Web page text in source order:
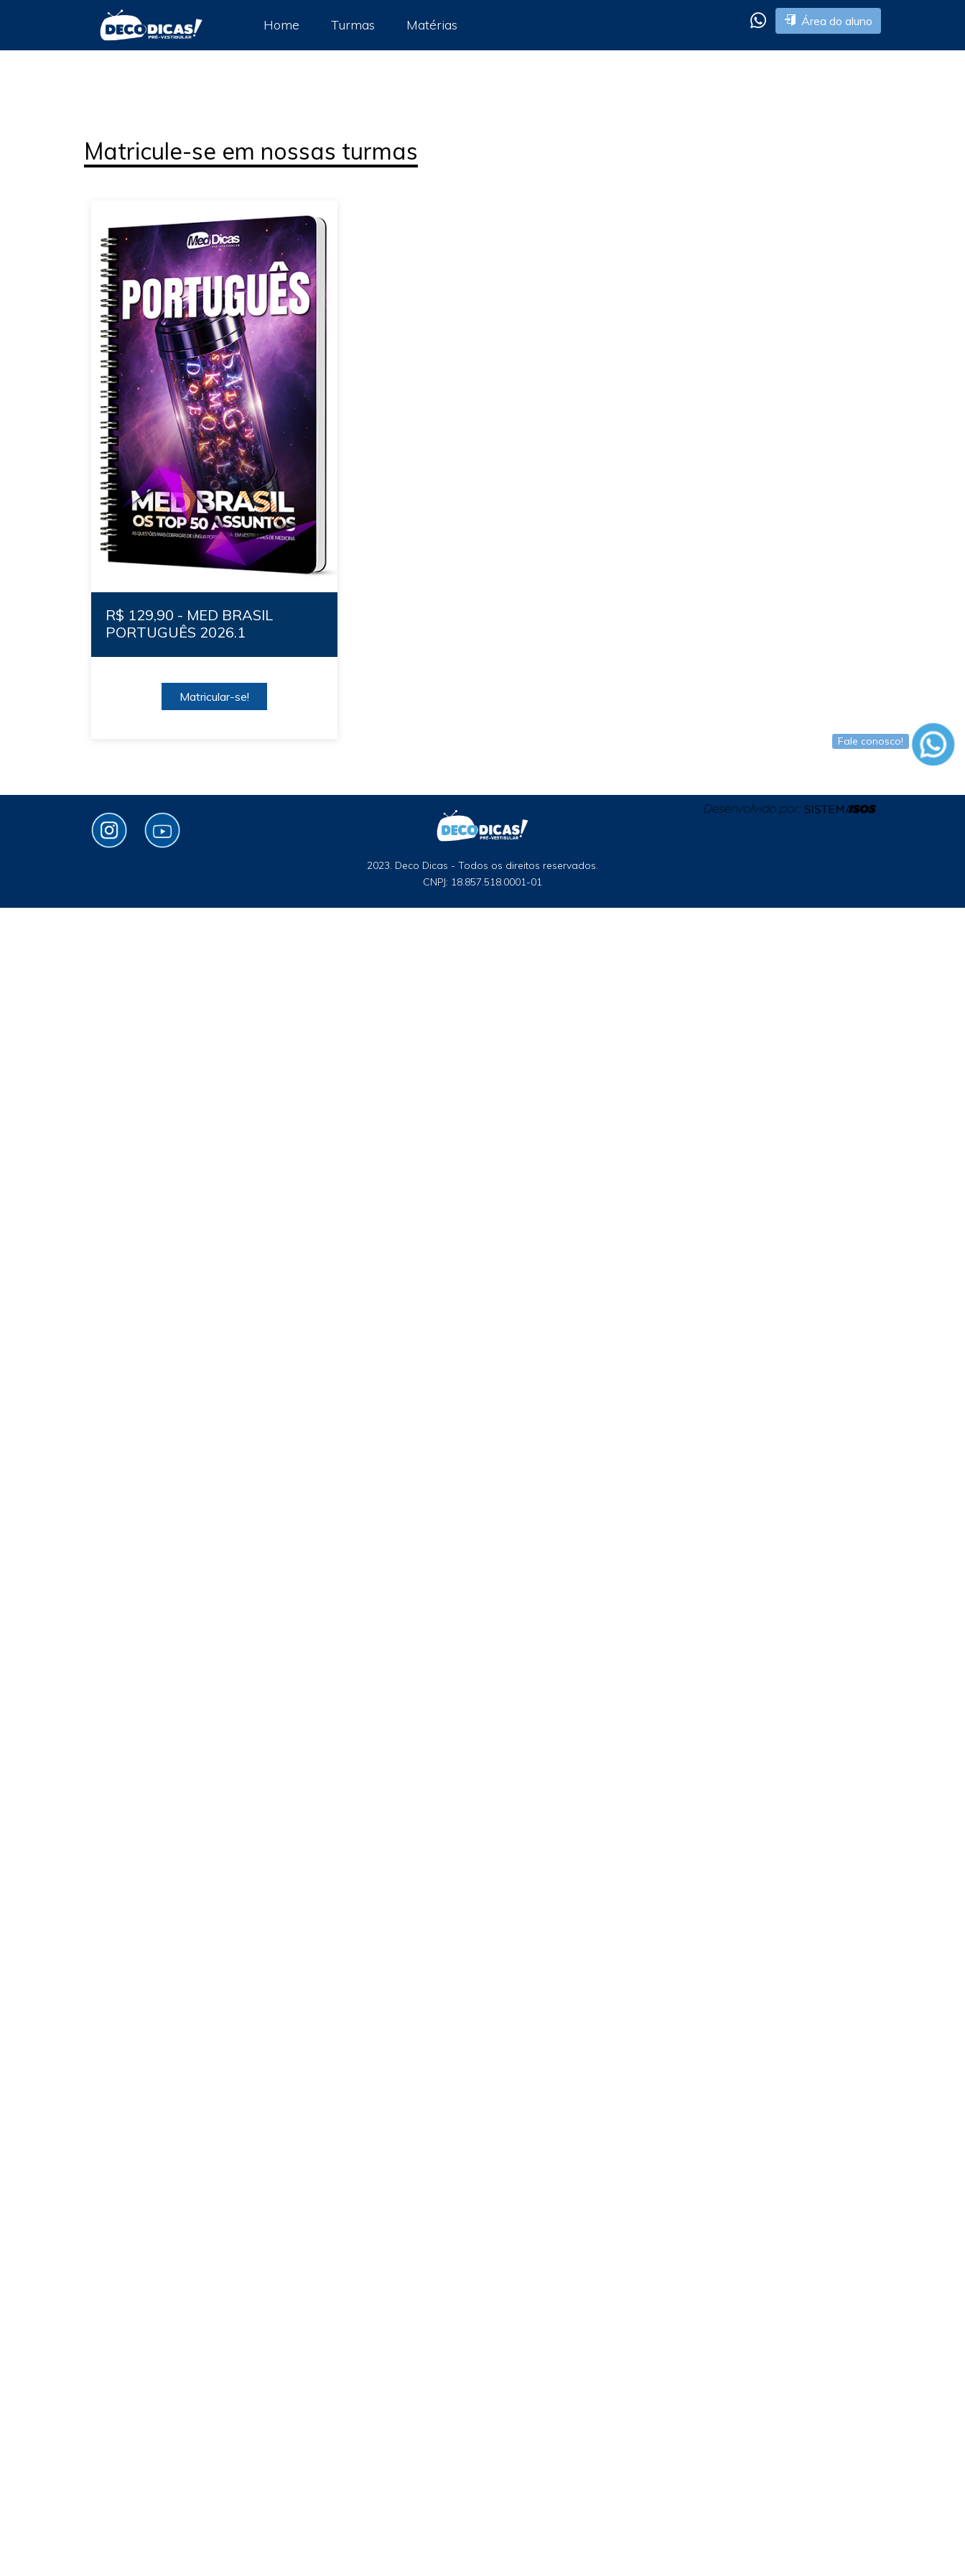
Home Turmas Matérias Área do aluno
Matricule-se em nossas turmas
R$ 129,90 - MED BRASIL
PORTUGUÊS 2026.1
Matricular-se!
2023. Deco Dicas - Todos os direitos reservados.
CNPJ: 18.857.518.0001-01
Fale conosco!